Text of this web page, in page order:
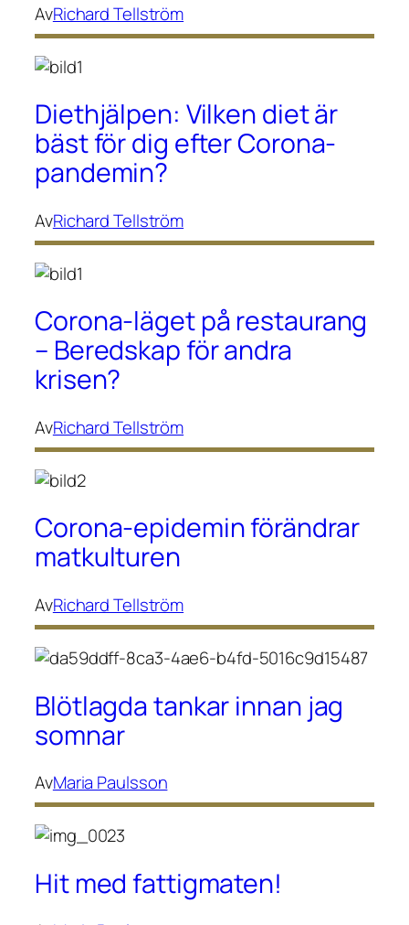
AvRichard Tellström
Diethjälpen: Vilken diet är
bäst för dig efter Corona-
pandemin?
AvRichard Tellström
Corona-läget på restaurang
– Beredskap för andra
krisen?
AvRichard Tellström
Corona-epidemin förändrar
matkulturen
AvRichard Tellström
Blötlagda tankar innan jag
somnar
AvMaria Paulsson
Hit med fattigmaten!